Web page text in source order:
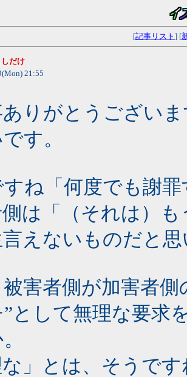
[記事リスト ] [
だけ
21:55
りがとうござい
す。
ね「何度でも謝
は「（それは）
えないものだと
害者側が加害者
”として無理な要求
な」とは、そうで